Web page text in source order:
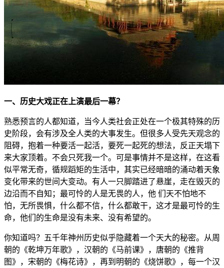
一、历史大戏正在上演最后一幕？
熟悉预言的人都知道，当今人类社会正处在一个极其特殊的历
史阶段，会有涉及全人类的大事发生。但很多人受先天观念的
阻碍，抱着一种要活一起活，要死一起死的想法，反正天塌下
来大家顶着。不会只死我一个。可是事情并不是这样，在这看
似平常无奇，循规蹈矩的生活中，其实已经暗暗的涌动着天象
变化带来的世间大变动。有人一只脚踏进了悬崖，走在毁灭的
边沿而不自知；最可怜的人是无畏的人，他 们天不怕地不
怕，无所畏惧，什么都不信，什么都敢干，这才是最可怜的生
命，他们的生命是没有未来、没有希望的。
你知道吗？五千年神州历史似乎隐藏着一个天大的秘密。从周
朝的《乾坤万年歌》，汉朝的《马前课》，唐朝的《推背
图》，宋朝的《梅花诗》，再到明朝的《烧饼歌》，每一个汉